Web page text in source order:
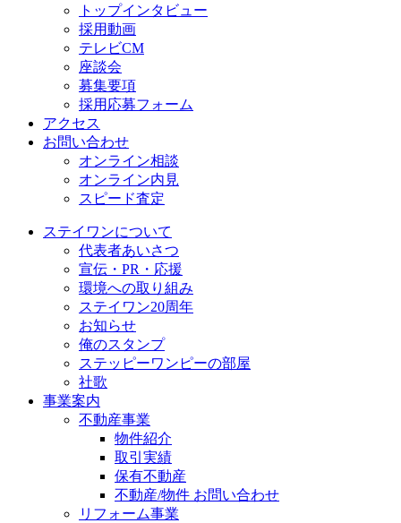
トップインタビュー
採用動画
テレビCM
座談会
募集要項
採用応募フォーム
アクセス
お問い合わせ
オンライン相談
オンライン内見
スピード査定
ステイワンについて
代表者あいさつ
宣伝・PR・応援
環境への取り組み
ステイワン20周年
お知らせ
俺のスタンプ
ステッピーワンピーの部屋
社歌
事業案内
不動産事業
物件紹介
取引実績
保有不動産
不動産/物件 お問い合わせ
リフォーム事業